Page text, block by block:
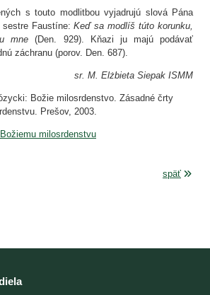
s touto modlitbou vyjadrujú slová Pána
sestre Faustíne:Keď sa modlíš túto korunku,
mne (Den. 929). Kňazi ju majú podávať
záchranu (porov. Den. 687).
sr. M. Elżbieta Siepak ISMM
Božie milosrdenstvo. Zásadné črty
Prešov, 2003.
milosrdenstvu
späť